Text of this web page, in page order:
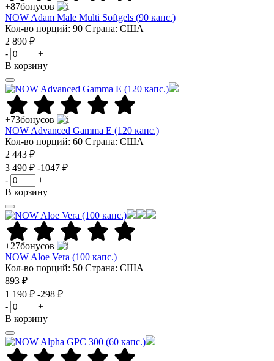
+87бонусов
NOW Adam Male Multi Softgels (90 капс.)
Кол-во порций: 90 Страна: США
2 890 ₽
-
+
В корзину
+73бонусов
NOW Advanced Gamma E (120 капс.)
Кол-во порций: 60 Страна: США
2 443 ₽
3 490 ₽ -1047 ₽
-
+
В корзину
+27бонусов
NOW Aloe Vera (100 капс.)
Кол-во порций: 50 Страна: США
893 ₽
1 190 ₽ -298 ₽
-
+
В корзину